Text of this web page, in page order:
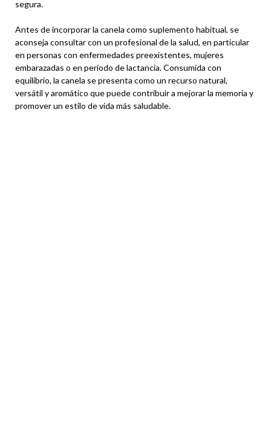
segura.
Antes de incorporar la canela como suplemento habitual, se
aconseja consultar con un profesional de la salud, en particular
en personas con enfermedades preexistentes, mujeres
embarazadas o en periodo de lactancia. Consumida con
equilibrio, la canela se presenta como un recurso natural,
versátil y aromático que puede contribuir a mejorar la memoria y
promover un estilo de vida más saludable.